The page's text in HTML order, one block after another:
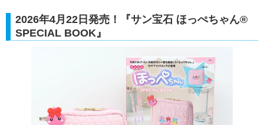
2026年4月22日発売！『サン宝石 ほっぺちゃん®
SPECIAL BOOK』